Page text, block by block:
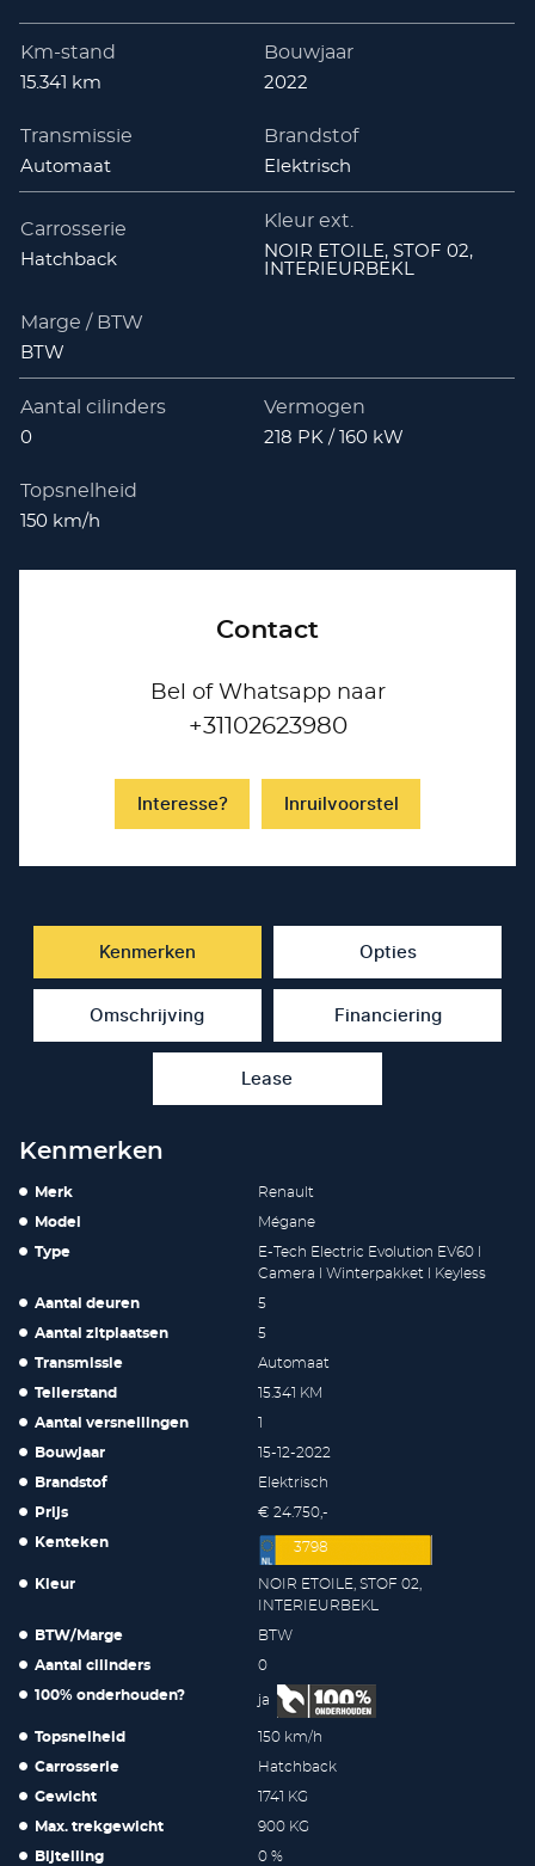
Km-stand
15.341 km
Bouwjaar
2022
Transmissie
Automaat
Brandstof
Elektrisch
Carrosserie
Hatchback
Kleur ext.
NOIR ETOILE, STOF 02,
INTERIEURBEKL
Marge / BTW
BTW
Aantal cilinders
0
Vermogen
218 PK / 160 kW
Topsnelheid
150 km/h
Contact
Bel of Whatsapp naar
+31102623980
Interesse? Inruilvoorstel
Kenmerken Opties
Omschrijving Financiering
Lease
Kenmerken
Merk Renault
Model Mégane
Type
E-Tech Electric Evolution EV60 l
Camera l Winterpakket l Keyless
Aantal deuren 5
Aantal zitplaatsen 5
Transmissie Automaat
Tellerstand 15.341 KM
Aantal versnellingen 1
Bouwjaar 15-12-2022
Brandstof Elektrisch
Prijs € 24.750,-
Kenteken 3798
Kleur
NOIR ETOILE, STOF 02,
INTERIEURBEKL
BTW/Marge BTW
Aantal cilinders 0
100% onderhouden? ja
Topsnelheid 150 km/h
Carrosserie Hatchback
Gewicht 1741 KG
Max. trekgewicht 900 KG
Bijtelling 0 %